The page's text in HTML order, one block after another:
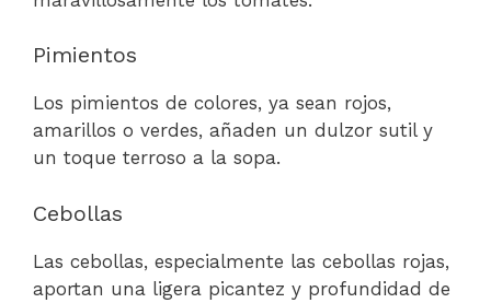
Pimientos
Los pimientos de colores, ya sean rojos,
amarillos o verdes, añaden un dulzor sutil y
un toque terroso a la sopa.
Cebollas
Las cebollas, especialmente las cebollas rojas,
aportan una ligera picantez y profundidad de